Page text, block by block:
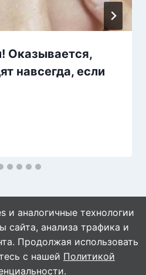
Оказывается,
навсегда, если
и аналогичные технологии
сайта, анализа трафика и
Продолжая использовать
с нашей Политикой
.